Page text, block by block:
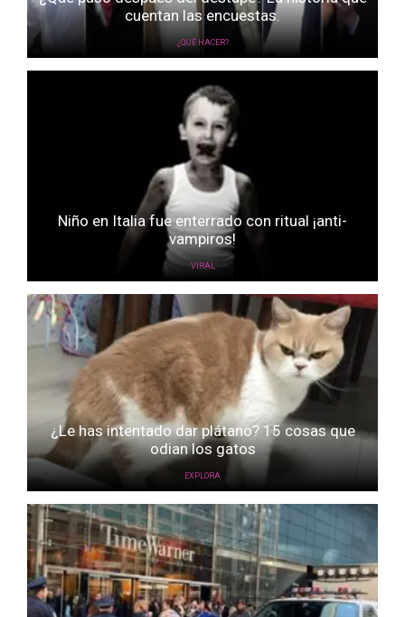
cuentan las encuestas.
¿QUÉ HACER?
Niño en Italia fue enterrado con ritual ¡anti-
vampiros!
VIRAL
¿Le has intentado dar plátano? 15 cosas que
odian los gatos
EXPLORA